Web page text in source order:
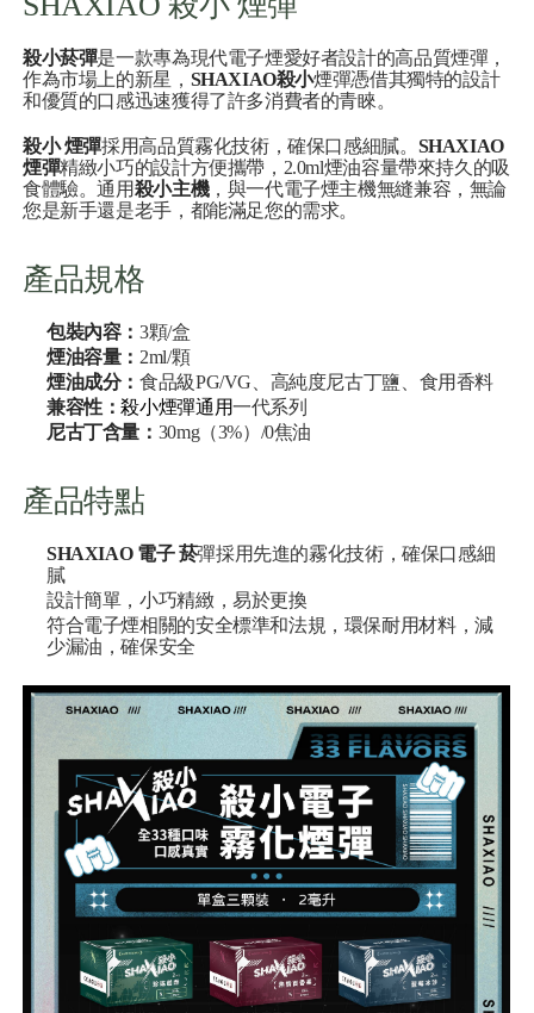
殺小菸彈是一款專為現代電子煙愛好者設計的高品質煙彈，
作為市場上的新星， SHAXIAO殺小煙彈憑借其獨特的設計
和優質的口感迅速獲得了許多消費者的青睞。
殺小 煙彈採用高品質霧化技術，確保口感細膩。 SHAXIAO
煙彈精緻小巧的設計方便攜帶，2.0ml煙油容量帶來持久的吸
食體驗。通用殺小主機，與一代電子煙主機無縫兼容，無論
您是新手還是老手，都能滿足您的需求。
產品規格
包裝內容：3顆/盒
煙油容量： 2ml/顆
煙油成分：食品級PG/VG、高純度尼古丁鹽、食用香料
兼容性：殺小煙彈通用一代系列
尼古丁含量： 30mg（3%）/0焦油
產品特點
SHAXIAO 電子 菸彈採用先進的霧化技術，確保口感細
膩
設計簡單，小巧精緻，易於更換
符合電子煙相關的安全標準和法規，環保耐用材料，減
少漏油，確保安全